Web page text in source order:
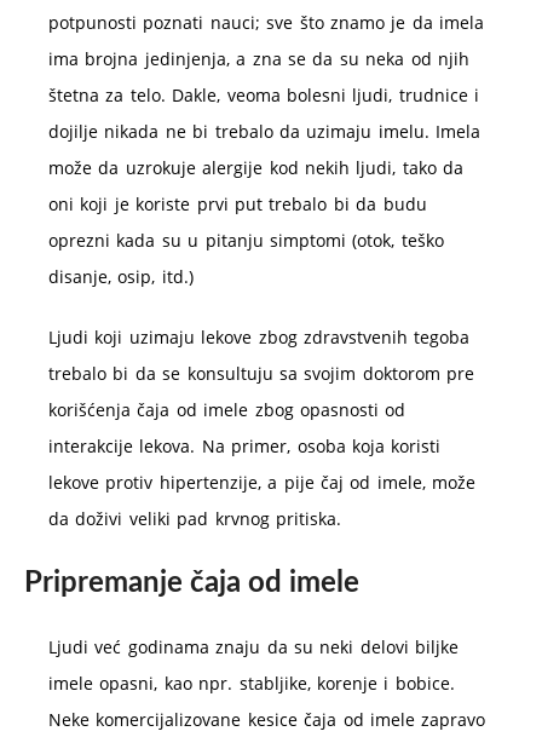
potpunosti poznati nauci; sve što znamo je da imela
ima brojna jedinjenja, a zna se da su neka od njih
štetna za telo. Dakle, veoma bolesni ljudi, trudnice i
dojilje nikada ne bi trebalo da uzimaju imelu. Imela
može da uzrokuje alergije kod nekih ljudi, tako da
oni koji je koriste prvi put trebalo bi da budu
oprezni kada su u pitanju simptomi (otok, teško
disanje, osip, itd.)
Ljudi koji uzimaju lekove zbog zdravstvenih tegoba
trebalo bi da se konsultuju sa svojim doktorom pre
korišćenja čaja od imele zbog opasnosti od
interakcije lekova. Na primer, osoba koja koristi
lekove protiv hipertenzije, a pije čaj od imele, može
da doživi veliki pad krvnog pritiska.
Pripremanje čaja od imele
Ljudi već godinama znaju da su neki delovi biljke
imele opasni, kao npr. stabljike, korenje i bobice.
Neke komercijalizovane kesice čaja od imele zapravo